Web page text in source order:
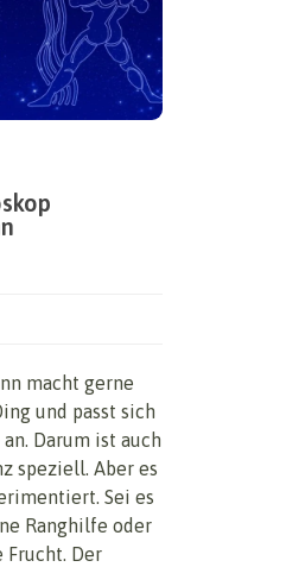
macht gerne
und passt sich
Darum ist auch
speziell. Aber es
Sei es
Ranghilfe oder
Frucht. Der